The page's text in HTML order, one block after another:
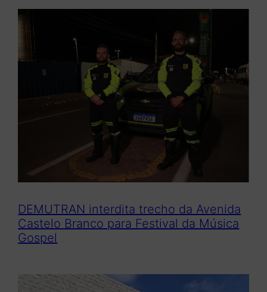
DEMUTRAN interdita trecho da Avenida
Castelo Branco para Festival da Música
Gospel